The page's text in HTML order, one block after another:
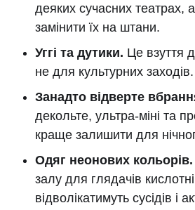
деяких сучасних театрах,
замінити їх на штани.
Уггі та дутики. Це взуття
не для культурних заходів.
Занадто відверте
декольте, ультра-міні та
краще залишити для
Одяг неонових кольорів.
залу для глядачів кислотні
відволікатимуть сусідів і